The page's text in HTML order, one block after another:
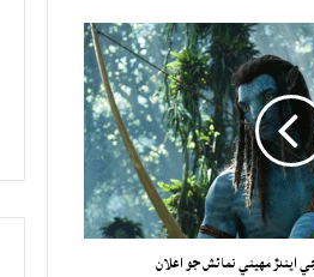
ايندڙ مهيني نمائش جو اعلان